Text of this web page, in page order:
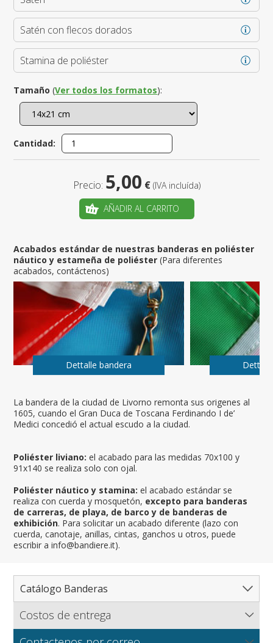
La bandera de la ciudad de Livorno remonta sus origenes al
1605, cuando el Gran Duca de Toscana Ferdinando I de’
Medici concedió el actual escudo a la ciudad.
Poliéster liviano: el acabado para las medidas 70x100 y
91x140 se realiza solo con ojal.
Poliéster náutico y stamina: el acabado estándar se
realiza con cuerda y mosquetón, excepto para banderas
de carreras, de playa, de barco y de banderas de
exhibición. Para solicitar un acabado diferente (lazo con
cuerda, canotaje, anillas, cintas, ganchos u otros, puede
escribir a info@bandiere.it).
Satén con flecos dorados
Stamina de poliéster
Tamaño (Ver todos los formatos):
Cantidad:
Precio: 5,00 € (IVA incluída)
AÑADIR AL CARRITO
Acabados estándar de nuestras banderas en poliéster
náutico y estameña de poliéster (Para diferentes
acabados, contáctenos)
Dettalle bandera
Catálogo Banderas
Catálogo completo de banderas
Costos de entrega
Flagsonline.it calcula los costos de envío en función del